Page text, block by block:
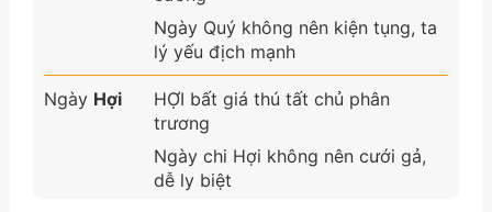
Ngày Quý không nên kiện tụng, ta
lý yếu địch mạnh
Ngày Hợi
HỢI bất giá thú tất chủ phân
trương
Ngày chi Hợi không nên cưới gả,
dễ ly biệt